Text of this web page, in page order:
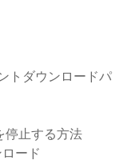
トダウンロードパ
停止する方法
ード